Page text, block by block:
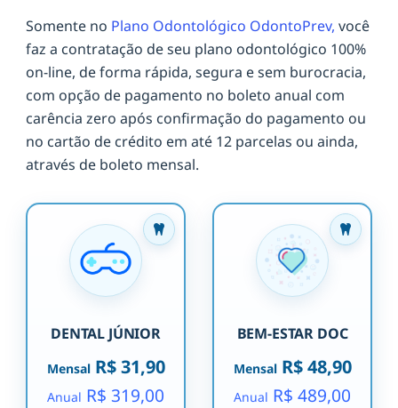
Somente no Plano Odontológico OdontoPrev, você
faz a contratação de seu plano odontológico 100%
on-line, de forma rápida, segura e sem burocracia,
com opção de pagamento no boleto anual com
carência zero após confirmação do pagamento ou
no cartão de crédito em até 12 parcelas ou ainda,
através de boleto mensal.
DENTAL JÚNIOR
MensalR$ 31,90
Anual R$ 319,00
BEM-ESTAR DOC
MensalR$ 48,90
Anual R$ 489,00